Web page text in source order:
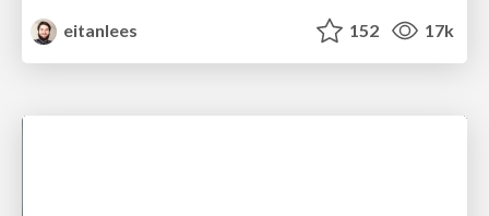
eitanlees
152 17k